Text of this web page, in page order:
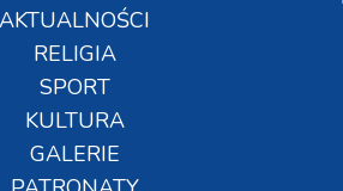
AKTUALNOŚCI
RELIGIA
SPORT
KULTURA
GALERIE